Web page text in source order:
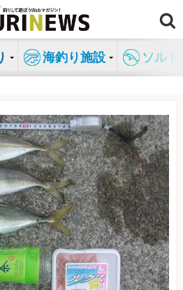
海釣り施設 ソル